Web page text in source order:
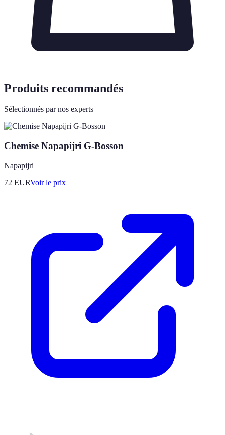
Produits recommandés
Sélectionnés par nos experts
Chemise Napapijri G-Bosson
Napapijri
72 EURVoir le prix